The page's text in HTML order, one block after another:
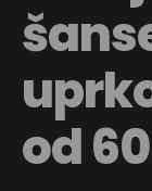
od